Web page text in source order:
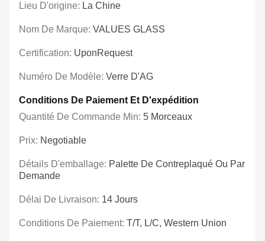
Lieu D'origine: La Chine
Nom De Marque: VALUES GLASS
Certification: UponRequest
Numéro De Modèle: Verre D'AG
Conditions De Paiement Et D'expédition
Quantité De Commande Min: 5 Morceaux
Prix: Negotiable
Détails D'emballage: Palette De Contreplaqué Ou Par
Demande
Délai De Livraison: 14 Jours
Conditions De Paiement: T/T, L/C, Western Union